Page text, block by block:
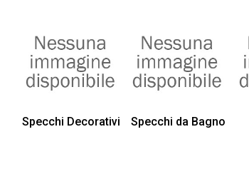
Specchi Decorativi Specchi da Bagno